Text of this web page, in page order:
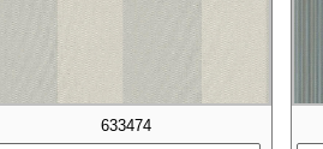
633474